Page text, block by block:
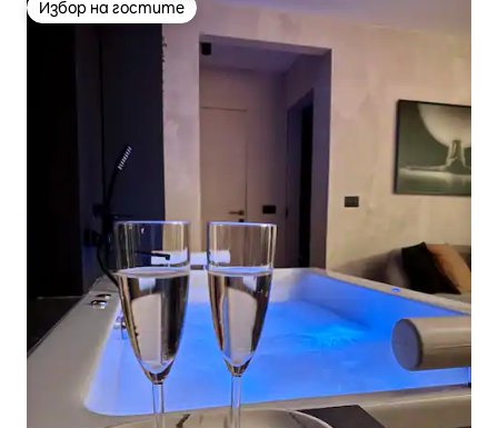
Избор на гостите
Избор на гостите